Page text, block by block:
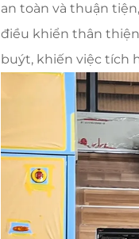
an toàn và thuận
điều khiển thân
buýt, khiến việc tích